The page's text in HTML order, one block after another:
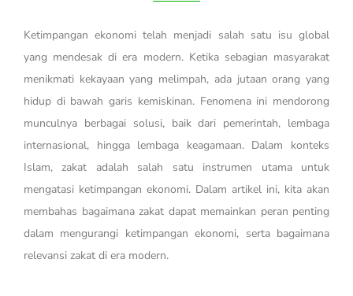
Ketimpangan ekonomi telah menjadi salah satu isu global
yang mendesak di era modern. Ketika sebagian masyarakat
menikmati kekayaan yang melimpah, ada jutaan orang yang
hidup di bawah garis kemiskinan. Fenomena ini mendorong
munculnya berbagai solusi, baik dari pemerintah, lembaga
internasional, hingga lembaga keagamaan. Dalam konteks
Islam, zakat adalah salah satu instrumen utama untuk
mengatasi ketimpangan ekonomi. Dalam artikel ini, kita akan
membahas bagaimana zakat dapat memainkan peran penting
dalam mengurangi ketimpangan ekonomi, serta bagaimana
relevansi zakat di era modern.